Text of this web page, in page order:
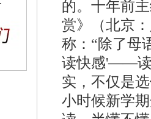
的。十年前
赏》（北京
称：“除了母
读快感'——读
实，不仅是
小时候新学